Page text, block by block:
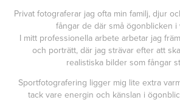
Privat fotograferar jag ofta min familj, djur
fångar de där små ögonblicken i
I mitt professionella arbete arbetar jag
och porträtt, där jag strävar efter att
realistiska bilder som fångar
Sportfotografering ligger mig lite extra
tack vare energin och känslan i